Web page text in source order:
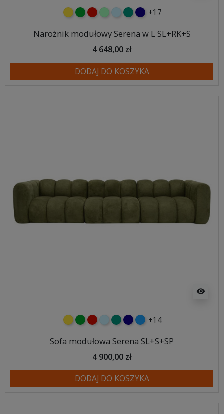
żółtyzielonyczerwony
miętowybłękitnyturkusowy
granatowy
+17
Narożnik modułowy Serena w L SL+RK+S
4 648,00 zł
DODAJ DO KOSZYKA
visibility
żółtyzielonyczerwony
błękitnyturkusowy
granatowy
niebieski
+14
Sofa modułowa Serena SL+S+SP
4 900,00 zł
DODAJ DO KOSZYKA